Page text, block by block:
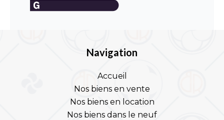
Navigation
Accueil
Nos biens en vente
Nos biens en location
Nos biens dans le neuf